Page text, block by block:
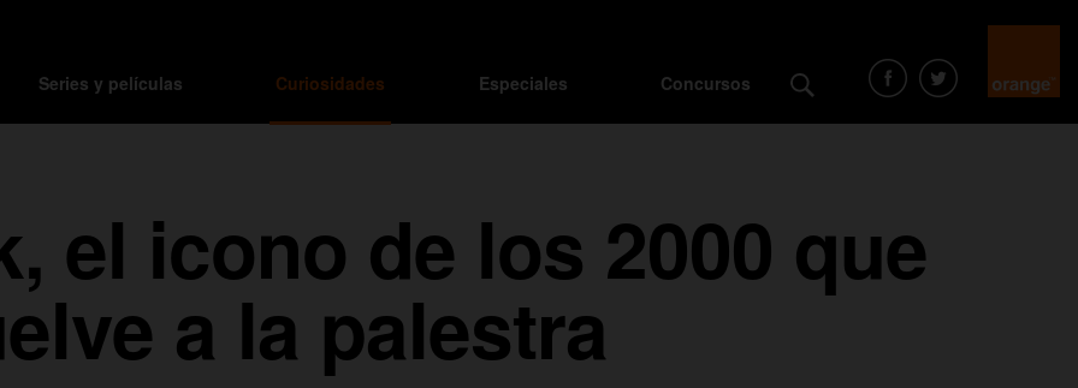
Series y películas Curiosidades Especiales Concursos
el icono de los 2000 que
a la palestra